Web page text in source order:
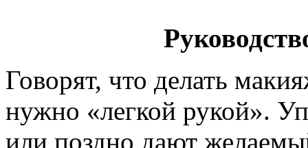
Говорят, что делать
нужно «легкой рукой».
или поздно дают